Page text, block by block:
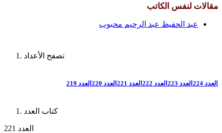
مقالات لنفس الكاتب
عبد الحفيظ عبد الرحيم محبوب
تصفح الأعداد
العدد 224 العدد 223 العدد 222 العدد 221 العدد 220 العدد 219
كتاب العدد
العدد 221